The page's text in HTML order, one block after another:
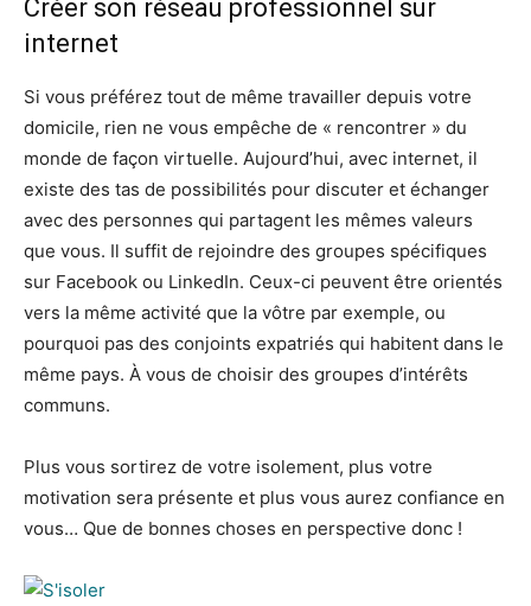
Créer son réseau professionnel sur
internet
Si vous préférez tout de même travailler depuis votre
domicile, rien ne vous empêche de « rencontrer » du
monde de façon virtuelle. Aujourd’hui, avec internet, il
existe des tas de possibilités pour discuter et échanger
avec des personnes qui partagent les mêmes valeurs
que vous. Il suffit de rejoindre des groupes spécifiques
sur Facebook ou LinkedIn. Ceux-ci peuvent être orientés
vers la même activité que la vôtre par exemple, ou
pourquoi pas des conjoints expatriés qui habitent dans le
même pays. À vous de choisir des groupes d’intérêts
communs.
Plus vous sortirez de votre isolement, plus votre
motivation sera présente et plus vous aurez confiance en
vous… Que de bonnes choses en perspective donc !